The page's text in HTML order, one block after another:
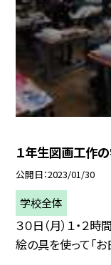
１年生図画工作
公開日 2023/01/30
学校全体
３０日（月）１・２
絵の具を使って「お